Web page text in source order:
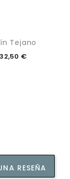
Tejano
€
RESEÑA